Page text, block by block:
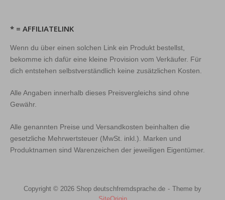
* = AFFILIATELINK
Wenn du über einen solchen Link ein Produkt bestellst,
bekomme ich dafür eine kleine Provision vom Verkäufer. Für
dich entstehen selbstverständlich keine zusätzlichen Kosten.
Alle Angaben innerhalb dieses Preisvergleichs sind ohne
Gewähr.
Alle genannten Preise und Versandkosten beinhalten die
gesetzliche Mehrwertsteuer (MwSt. inkl.). Marken und
Produktnamen sind Warenzeichen der jeweiligen Eigentümer.
Copyright © 2026 Shop deutschfremdsprache.de
Theme by